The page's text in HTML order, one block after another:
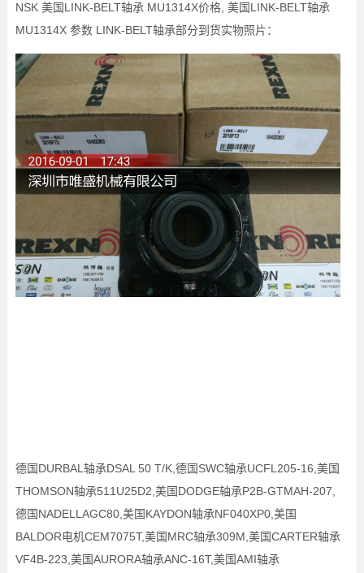
NSK 美国LINK-BELT轴承 MU1314X价格, 美国LINK-BELT轴承
MU1314X 参数 LINK-BELT轴承部分到货实物照片：
德国DURBAL轴承DSAL 50 T/K,德国SWC轴承UCFL205-16,美国
THOMSON轴承511U25D2,美国DODGE轴承P2B-GTMAH-207,
德国NADELLAGC80,美国KAYDON轴承NF040XP0,美国
BALDOR电机CEM7075T,美国MRC轴承309M,美国CARTER轴承
VF4B-223,美国AURORA轴承ANC-16T,美国AMI轴承